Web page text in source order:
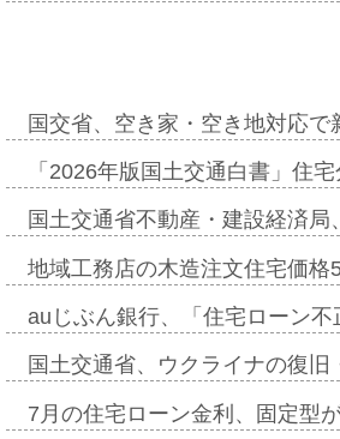
国交省、空き家・空き地対応
「2026年版国土交通白書」住
国土交通省不動産・建設経済
地域工務店の木造注文住宅価
auじぶん銀行、「住宅ローン
国土交通省、ウクライナの復
7月の住宅ローン金利、固定型